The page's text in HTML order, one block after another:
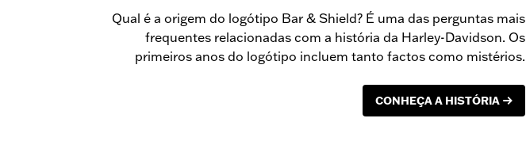
Qual é a origem do logótipo Bar & Shield? É uma das perguntas mais
frequentes relacionadas com a história da Harley-Davidson. Os
primeiros anos do logótipo incluem tanto factos como mistérios.
CONHEÇA A HISTÓRIA